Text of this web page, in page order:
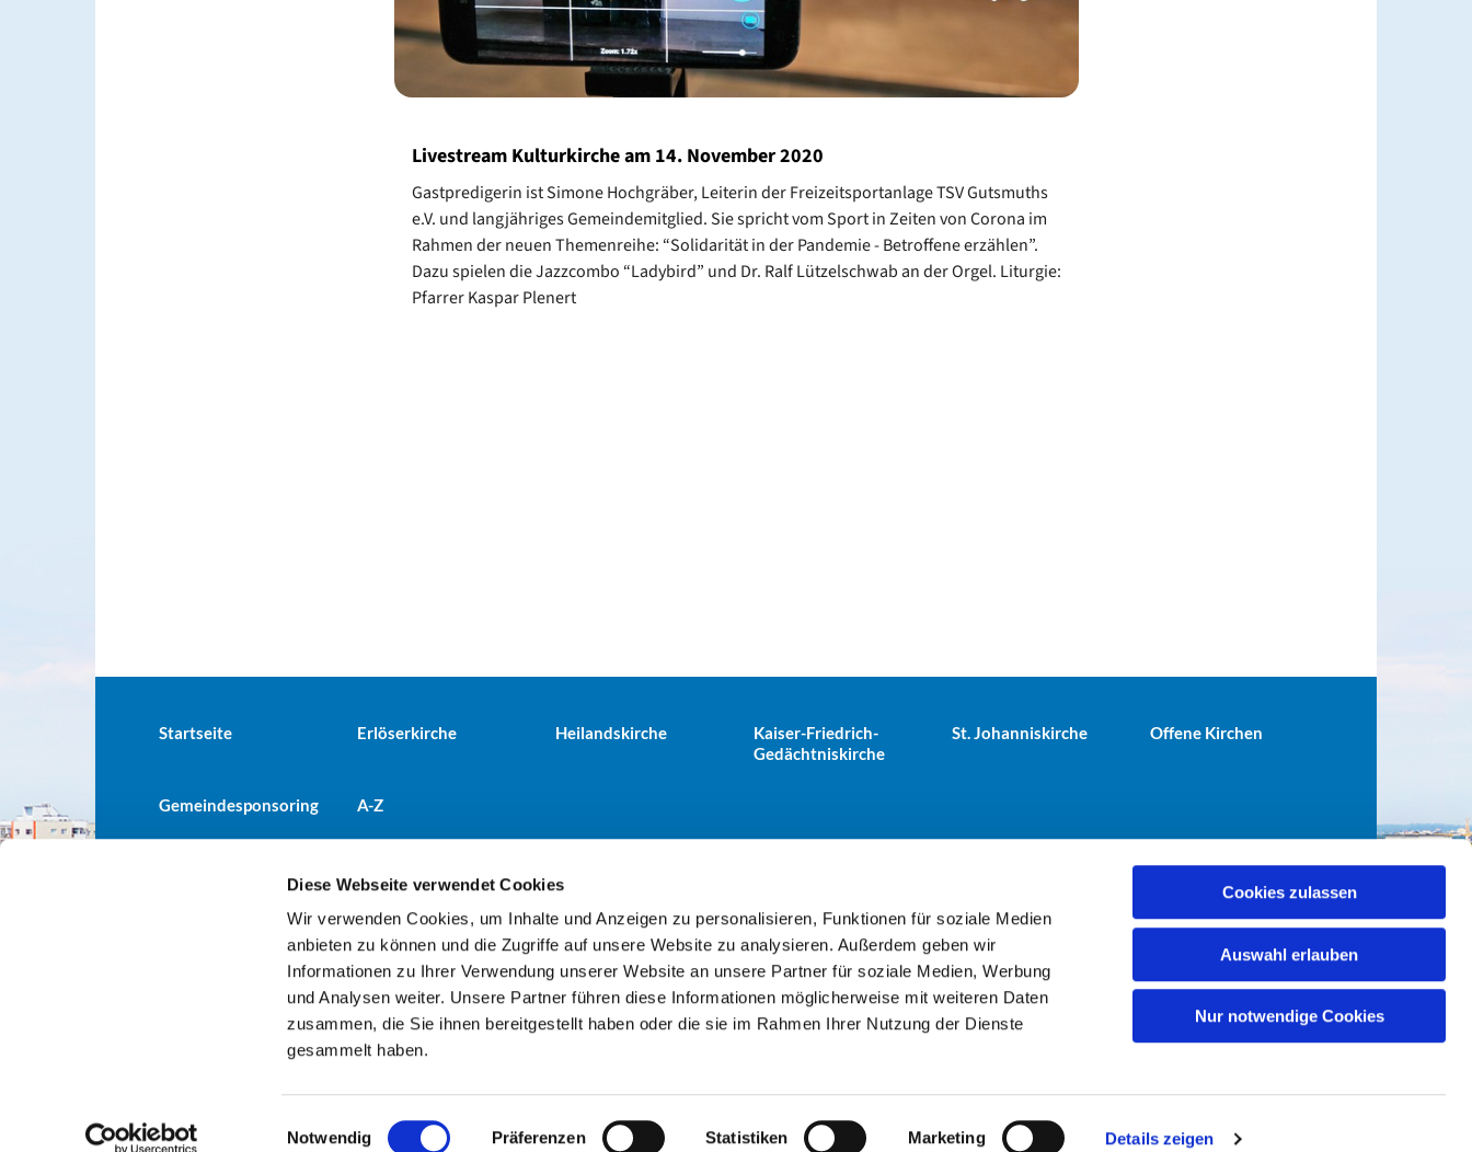
Diese Webseite verwendet Cookies
Wir verwenden Cookies, um Inhalte und Anzeigen zu personalisieren, Funktionen für soziale Medien
anbieten zu können und die Zugriffe auf unsere Website zu analysieren. Außerdem geben wir
Informationen zu Ihrer Verwendung unserer Website an unsere Partner für soziale Medien, Werbung
und Analysen weiter. Unsere Partner führen diese Informationen möglicherweise mit weiteren Daten
zusammen, die Sie ihnen bereitgestellt haben oder die sie im Rahmen Ihrer Nutzung der Dienste
gesammelt haben.
Notwendig Präferenzen Statistiken Marketing Details zeigen
Cookies zulassen
Auswahl erlauben
Nur notwendige Cookies
Livestream Kulturkirche am 14. November 2020
Gastpredigerin ist Simone Hochgräber, Leiterin der Freizeitsportanlage TSV Gutsmuths
e.V. und langjähriges Gemeindemitglied. Sie spricht vom Sport in Zeiten von Corona im
Rahmen der neuen Themenreihe: “Solidarität in der Pandemie - Betroffene erzählen”.
Dazu spielen die Jazzcombo “Ladybird” und Dr. Ralf Lützelschwab an der Orgel. Liturgie:
Pfarrer Kaspar Plenert
Startseite Erlöserkirche Heilandskirche
Kaiser-Friedrich-
Gedächtniskirche
St. Johanniskirche Offene Kirchen
Gemeindesponsoring A-Z
Evangelische Kirchengemeinde Tiergarten · Alt-Moabit 25, 10559 Berlin+49303943498 kuesterei@ev-gemeinde-tiergarten.de
Kontaktinformationen Impressum